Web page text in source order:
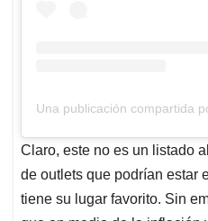
Una publicación compartida
Claro, este no es un listado
de outlets que podrían estar
tiene su lugar favorito. Sin